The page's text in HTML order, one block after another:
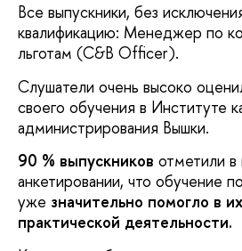
Все выпускники, без
квалификацию: Менеджер по
льготам (C&B Officer).
Слушатели очень высоко
своего обучения в Институте
администрирования Вышки.
90 % выпускников отметили в
анкетировании, что обучение
уже значительно помогло в
практической деятельности.